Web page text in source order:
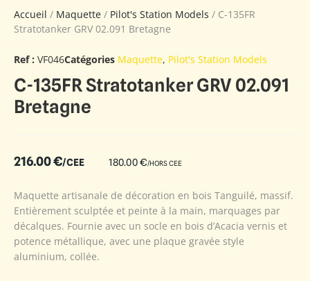
Accueil / Maquette / Pilot's Station Models / C-135FR
Stratotanker GRV 02.091 Bretagne
Ref : VF046Catégories Maquette, Pilot's Station Models
C-135FR Stratotanker GRV 02.091
Bretagne
216.00€/CEE 180.00€/HORS CEE
Maquette artisanale de décoration en bois Tanguilé, massif.
Entièrement sculptée et peinte à la main, marquages par
décalques. Fournie avec un socle en bois d’Acacia vernis et
potence métallique, avec une plaque gravée style
aluminium, collée.